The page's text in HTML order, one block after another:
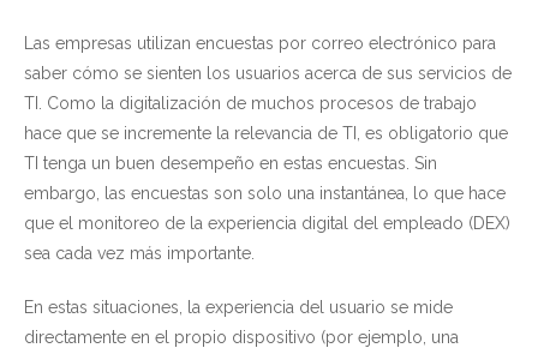
Las empresas utilizan encuestas por correo electrónico para
saber cómo se sienten los usuarios acerca de sus servicios de
TI. Como la digitalización de muchos procesos de trabajo
hace que se incremente la relevancia de TI, es obligatorio que
TI tenga un buen desempeño en estas encuestas. Sin
embargo, las encuestas son solo una instantánea, lo que hace
que el monitoreo de la experiencia digital del empleado (DEX)
sea cada vez más importante.
En estas situaciones, la experiencia del usuario se mide
directamente en el propio dispositivo (por ejemplo, una